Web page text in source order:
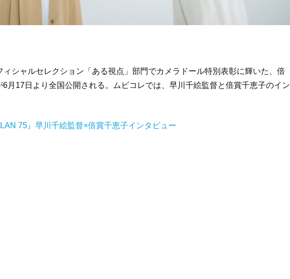
ィシャルセレクション「ある視点」部門でカメラドール特別表彰に輝いた、倍
6月 17 日より全国公開される。ムビコレでは、早川千絵監督と倍賞千恵子のイン
75』早川千絵監督×倍賞千恵子インタビュー